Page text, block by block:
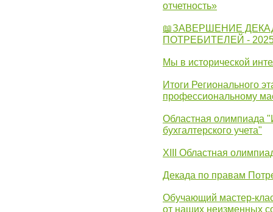
отчетность»
📖ЗАВЕРШЕНИЕ
ПОТРЕБИТЕЛЕЙ -
Мы в исторической
Итоги Регионального
профессиональному
Областная олимпиада
бухгалтерского учета"
XIII Областная
Декада по правам
Обучающий мастер-
от наших неизменных